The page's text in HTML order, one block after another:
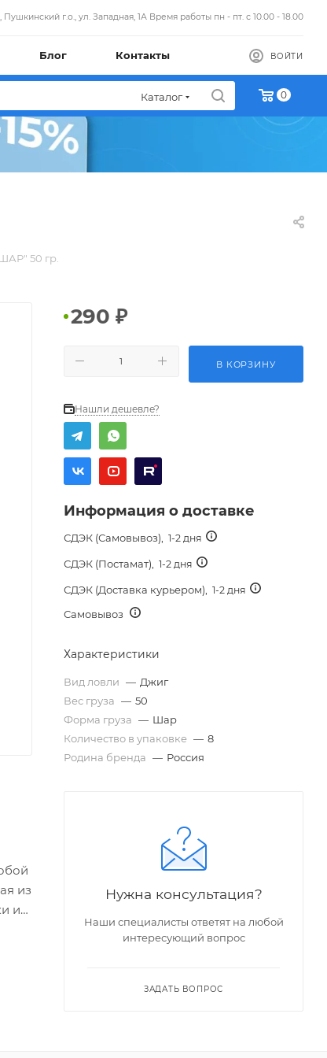
г.о., ул. Западная, 1А Время работы пн - пт. с 10.00 - 18.00
Блог Контакты ВОЙТИ
Каталог 0
50 гр.
из
и
290 ₽
В КОРЗИНУ
Нашли дешевле?
Информация о доставке
СДЭК (Самовывоз), 1-2 дня
СДЭК (Постамат), 1-2 дня
СДЭК (Доставка курьером), 1-2 дня
Самовывоз
Характеристики
Вид ловли — Джиг
Вес груза — 50
Форма груза — Шар
Количество в упаковке — 8
Родина бренда — Россия
Нужна консультация?
Наши специалисты ответят на любой
интересующий вопрос
ЗАДАТЬ ВОПРОС